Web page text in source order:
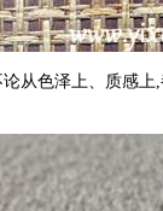
泽上、质感上